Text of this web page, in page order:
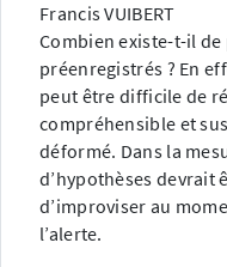
Francis VUIBERT
Combien existe-t-il
préenregistrés ? En
peut être difficile de
compréhensible et
déformé. Dans la
d’hypothèses devrait
d’improviser au
l’alerte.